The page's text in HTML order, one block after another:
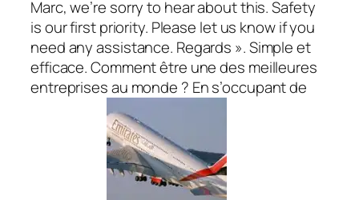
Marc, we’re sorry to hear about this. Safety
is our first priority. Please let us know if you
need any assistance. Regards ». Simple et
efficace. Comment être une des meilleures
entreprises au monde ? En s’occupant de